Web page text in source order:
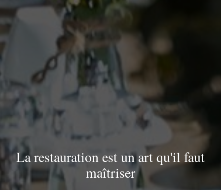
La restauration est un art qu'il faut
maîtriser